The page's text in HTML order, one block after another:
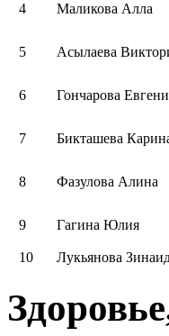
4 Маликова Алла
5 Асылаева
6 Гончарова
7 Бикташева
8 Фазулова Алина
9 Гагина Юлия
10 Лукьянова